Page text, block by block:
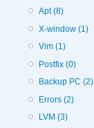
Apt (8)
X-window (1)
Vim (1)
Postfix (0)
Backup PC (2)
Errors (2)
LVM (3)